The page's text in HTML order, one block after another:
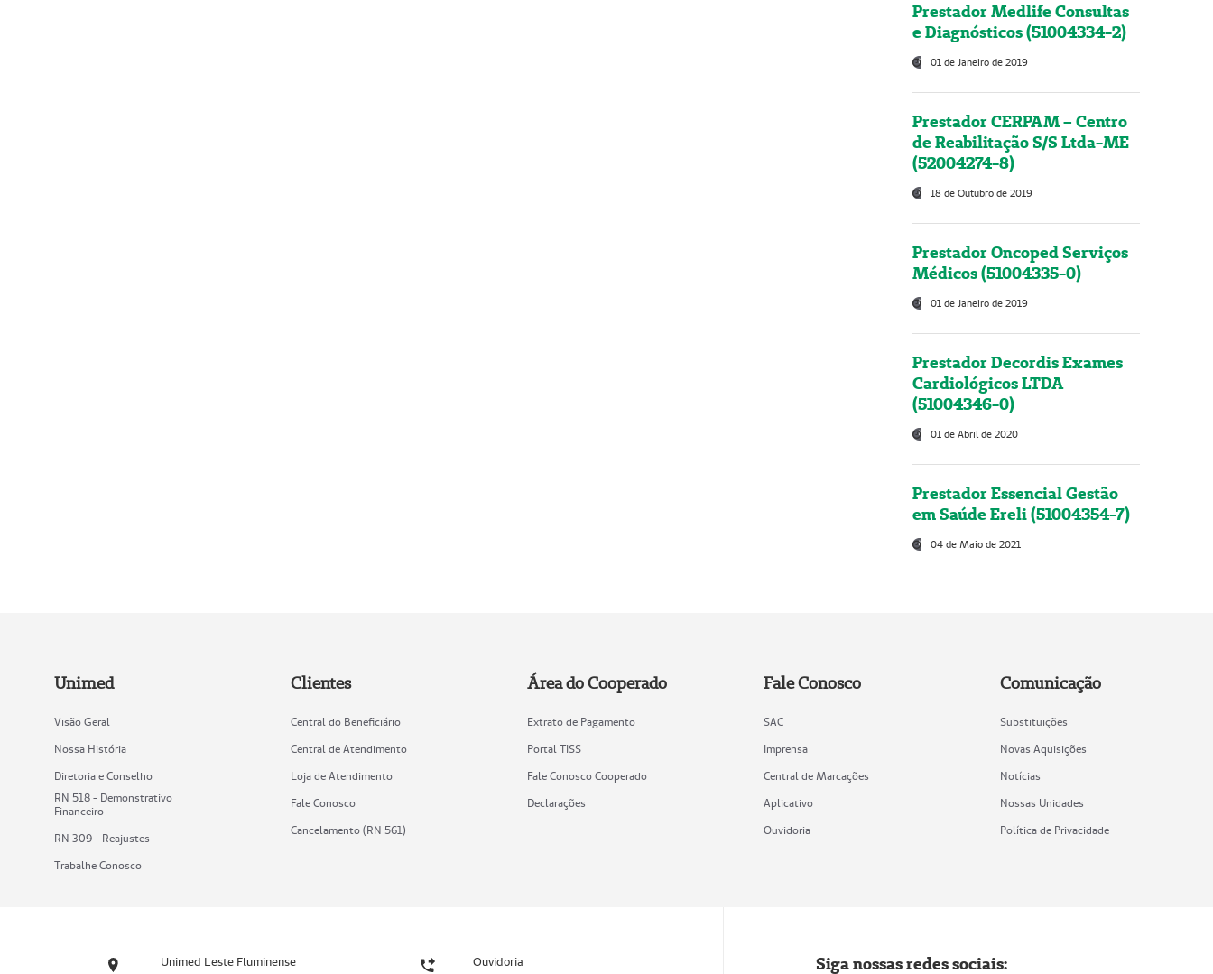
Prestador Medlife Consultas
e Diagnósticos (51004334-2)
01 de Janeiro de 2019
Prestador CERPAM – Centro
de Reabilitação S/S Ltda-ME
(52004274-8)
18 de Outubro de 2019
Prestador Oncoped Serviços
Médicos (51004335-0)
01 de Janeiro de 2019
Prestador Decordis Exames
Cardiológicos LTDA
(51004346-0)
01 de Abril de 2020
Prestador Essencial Gestão
em Saúde Ereli (51004354-7)
04 de Maio de 2021
Unimed
Visão Geral
Nossa História
Diretoria e Conselho
RN 518 - Demonstrativo
Financeiro
RN 309 - Reajustes
Trabalhe Conosco
Clientes
Central do Beneficiário
Central de Atendimento
Loja de Atendimento
Fale Conosco
Cancelamento (RN 561)
Área do Cooperado
Extrato de Pagamento
Portal TISS
Fale Conosco Cooperado
Declarações
Fale Conosco
SAC
Imprensa
Central de Marcações
Aplicativo
Ouvidoria
Comunicação
Substituições
Novas Aquisições
Notícias
Nossas Unidades
Política de Privacidade
Unimed Leste Fluminense Ouvidoria Siga nossas redes sociais: